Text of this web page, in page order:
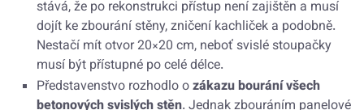
stává, že po rekonstrukci přístup není zajištěn a musí
dojít ke zbourání stěny, zničení kachliček a podobně.
Nestačí mít otvor 20×20 cm, neboť svislé stoupačky
musí být přístupné po celé délce.
Představenstvo rozhodlo ozákazu bourání všech